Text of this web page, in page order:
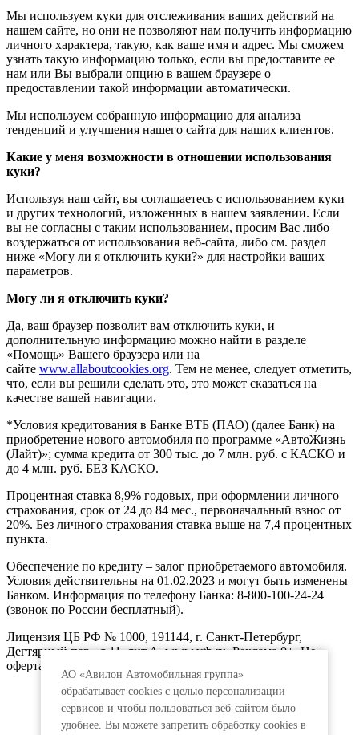
АО «Авилон Автомобильная группа»
обрабатывает cookies с целью персонализации
сервисов и чтобы пользоваться веб-сайтом было
удобнее. Вы можете запретить обработку сookies в
Мы используем куки для отслеживания ваших действий на
нашем сайте, но они не позволяют нам получить информацию
личного характера, такую, как ваше имя и адрес. Мы сможем
узнать такую информацию только, если вы предоставите ее
нам или Вы выбрали опцию в вашем браузере о
предоставлении такой информации автоматически.
Мы используем собранную информацию для анализа
тенденций и улучшения нашего сайта для наших клиентов.
Какие у меня возможности в отношении использования
куки?
Используя наш сайт, вы соглашаетесь с использованием куки
и других технологий, изложенных в нашем заявлении. Если
вы не согласны с таким использованием, просим Вас либо
воздержаться от использования веб-сайта, либо см. раздел
ниже «Могу ли я отключить куки?» для настройки ваших
параметров.
Могу ли я отключить куки?
Да, ваш браузер позволит вам отключить куки, и
дополнительную информацию можно найти в разделе
«Помощь» Вашего браузера или на
сайте www.allaboutcookies.org. Тем не менее, следует отметить,
что, если вы решили сделать это, это может сказаться на
качестве вашей навигации.
*Условия кредитования в Банке ВТБ (ПАО) (далее Банк) на
приобретение нового автомобиля по программе «АвтоЖизнь
(Лайт)»; сумма кредита от 300 тыс. до 7 млн. руб. с КАСКО и
до 4 млн. руб. БЕЗ КАСКО.
Процентная ставка 8,9% годовых, при оформлении личного
страхования, срок от 24 до 84 мес., первоначальный взнос от
20%. Без личного страхования ставка выше на 7,4 процентных
пункта.
Обеспечение по кредиту – залог приобретаемого автомобиля.
Условия действительны на 01.02.2023 и могут быть изменены
Банком. Информация по телефону Банка: 8-800-100-24-24
(звонок по России бесплатный).
Лицензия ЦБ РФ № 1000, 191144, г. Санкт-Петербург,
Дегтярный пер., д.11, лит.А. www.vtb.ru. Реклама 0+. Не
оферта.